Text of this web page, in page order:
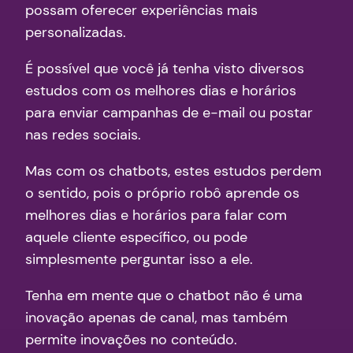
possam oferecer experiências mais
personalizadas.
É possível que você já tenha visto diversos
estudos com os melhores dias e horários
para enviar campanhas de e-mail ou postar
nas redes sociais.
Mas com os chatbots, estes estudos perdem
o sentido, pois o próprio robô aprende os
melhores dias e horários para falar com
aquele cliente específico, ou pode
simplesmente perguntar isso a ele.
Tenha em mente que o chatbot não é uma
inovação apenas de canal, mas também
permite inovações no conteúdo.